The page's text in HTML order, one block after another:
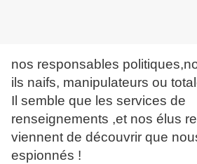
nos responsables
ils naifs, manipulateurs ou
Il semble que les services de
renseignements ,et nos élus
viennent de découvrir que
espionnés !